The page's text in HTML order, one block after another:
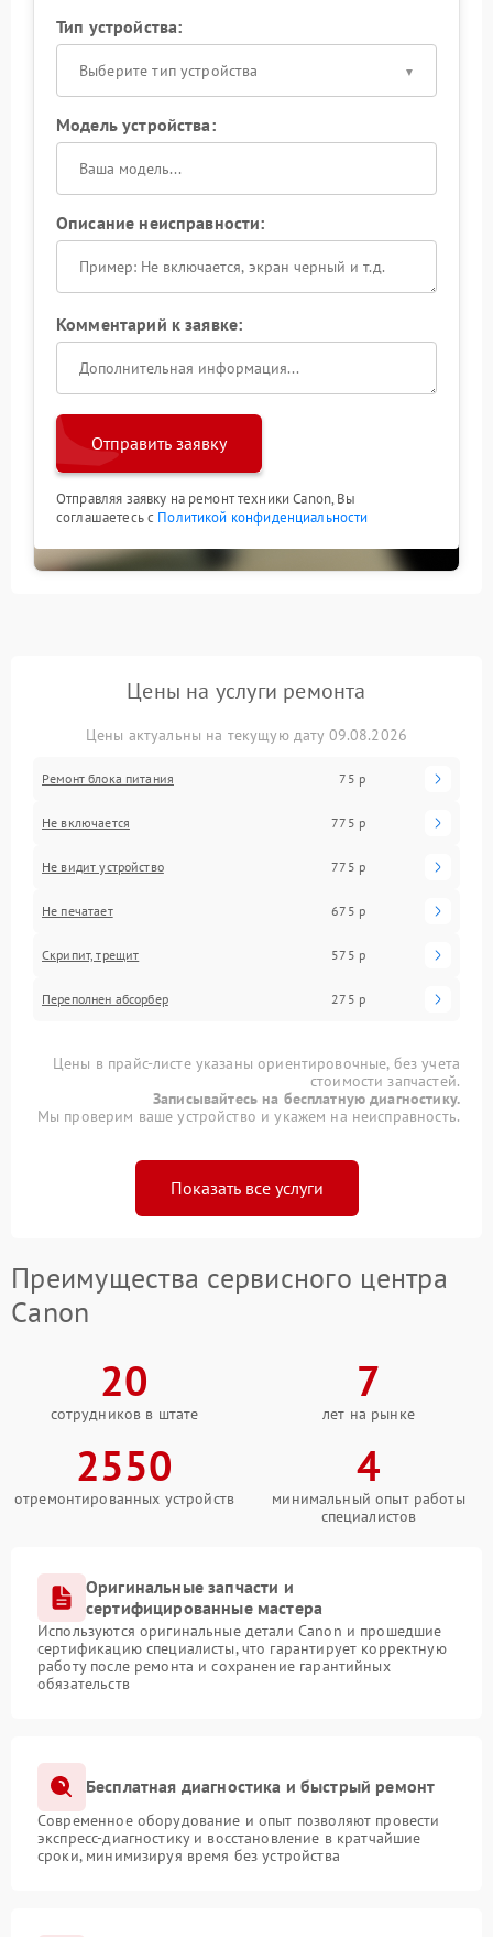
Тип устройства:
Выберите тип устройства
Модель устройства:
Описание неисправности:
Комментарий к заявке:
Отправить заявку
Отправляя заявку на ремонт техники Canon, Вы
соглашаетесь с Политикой конфиденциальности
Цены на услуги ремонта
Цены актуальны на текущую дату 09.08.2026
Ремонт блока питания 75 р
Не включается 775 р
Не видит устройство 775 р
Не печатает 675 р
Скрипит, трещит 575 р
Переполнен абсорбер 275 р
Цены в прайс-листе указаны ориентировочные, без учета
стоимости запчастей.
Записывайтесь на бесплатную диагностику.
Мы проверим ваше устройство и укажем на неисправность.
Показать все услуги
Преимущества сервисного центра
Canon
20
сотрудников в штате
7
лет на рынке
2550
отремонтированных устройств
4
минимальный опыт работы
специалистов
Оригинальные запчасти и
сертифицированные мастера
Используются оригинальные детали Canon и прошедшие
сертификацию специалисты, что гарантирует корректную
работу после ремонта и сохранение гарантийных
обязательств
Бесплатная диагностика и быстрый ремонт
Современное оборудование и опыт позволяют провести
экспресс-диагностику и восстановление в кратчайшие
сроки, минимизируя время без устройства